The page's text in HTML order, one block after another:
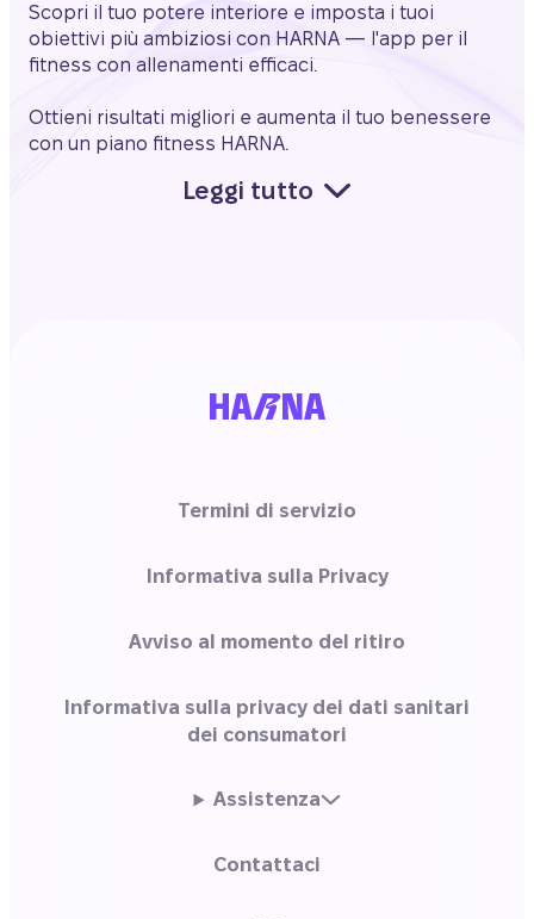
Scopri il tuo potere interiore e imposta i tuoi
obiettivi più ambiziosi con HARNA — l'app per il
fitness con allenamenti efficaci.
Ottieni risultati migliori e aumenta il tuo benessere
con un piano fitness HARNA.
Leggi tutto
Termini di servizio
Informativa sulla Privacy
Avviso al momento del ritiro
Informativa sulla privacy dei dati sanitari
dei consumatori
Assistenza
Contattaci